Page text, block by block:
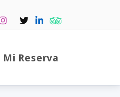
Mi Reserva